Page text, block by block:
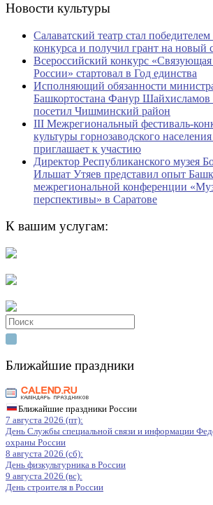
Новости культуры
Салаватский театр стал
конкурса и получил грант на новый
Всероссийский конкурс
России» стартовал в Год единства
Исполняющий обязанности
Башкортостана Фанур Шайхисламов
посетил Чишминский район
III Межрегиональный фестиваль-
культуры горнозаводского
приглашает к участию
Директор Республиканского музея
Ильшат Утяев представил опыт
межрегиональной конференции
перспективы» в Саратове
К вашим услугам:
Search
for:
Ближайшие праздники
Ближайшие праздники России
7 августа 2026 (пт):
День Службы специальной связи и информации
охраны России
8 августа 2026 (сб):
День физкультурника в России
9 августа 2026 (вс):
День строителя в России